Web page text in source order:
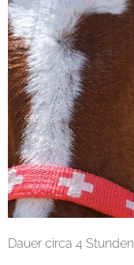
Dauer circa 4 Stunden